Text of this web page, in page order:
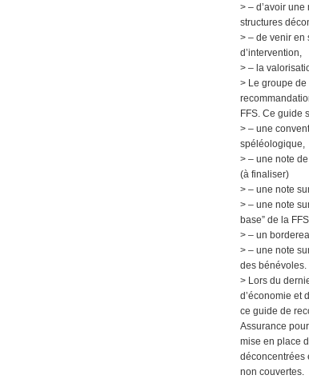
> – d’avoir
structures
> – de venir en
d’intervention,
> – la
> Le groupe de
FFS. Ce guide
> – une
spéléologique,
> – une note
(à finaliser)
> – une note
> – une note
base” de la FFS,
> – un
> – une note
des bénévoles.
> Lors du
d’économie et
ce guide de
Assurance
mise en place
déconcentrées
non couvertes.